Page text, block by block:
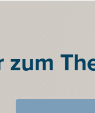
zum